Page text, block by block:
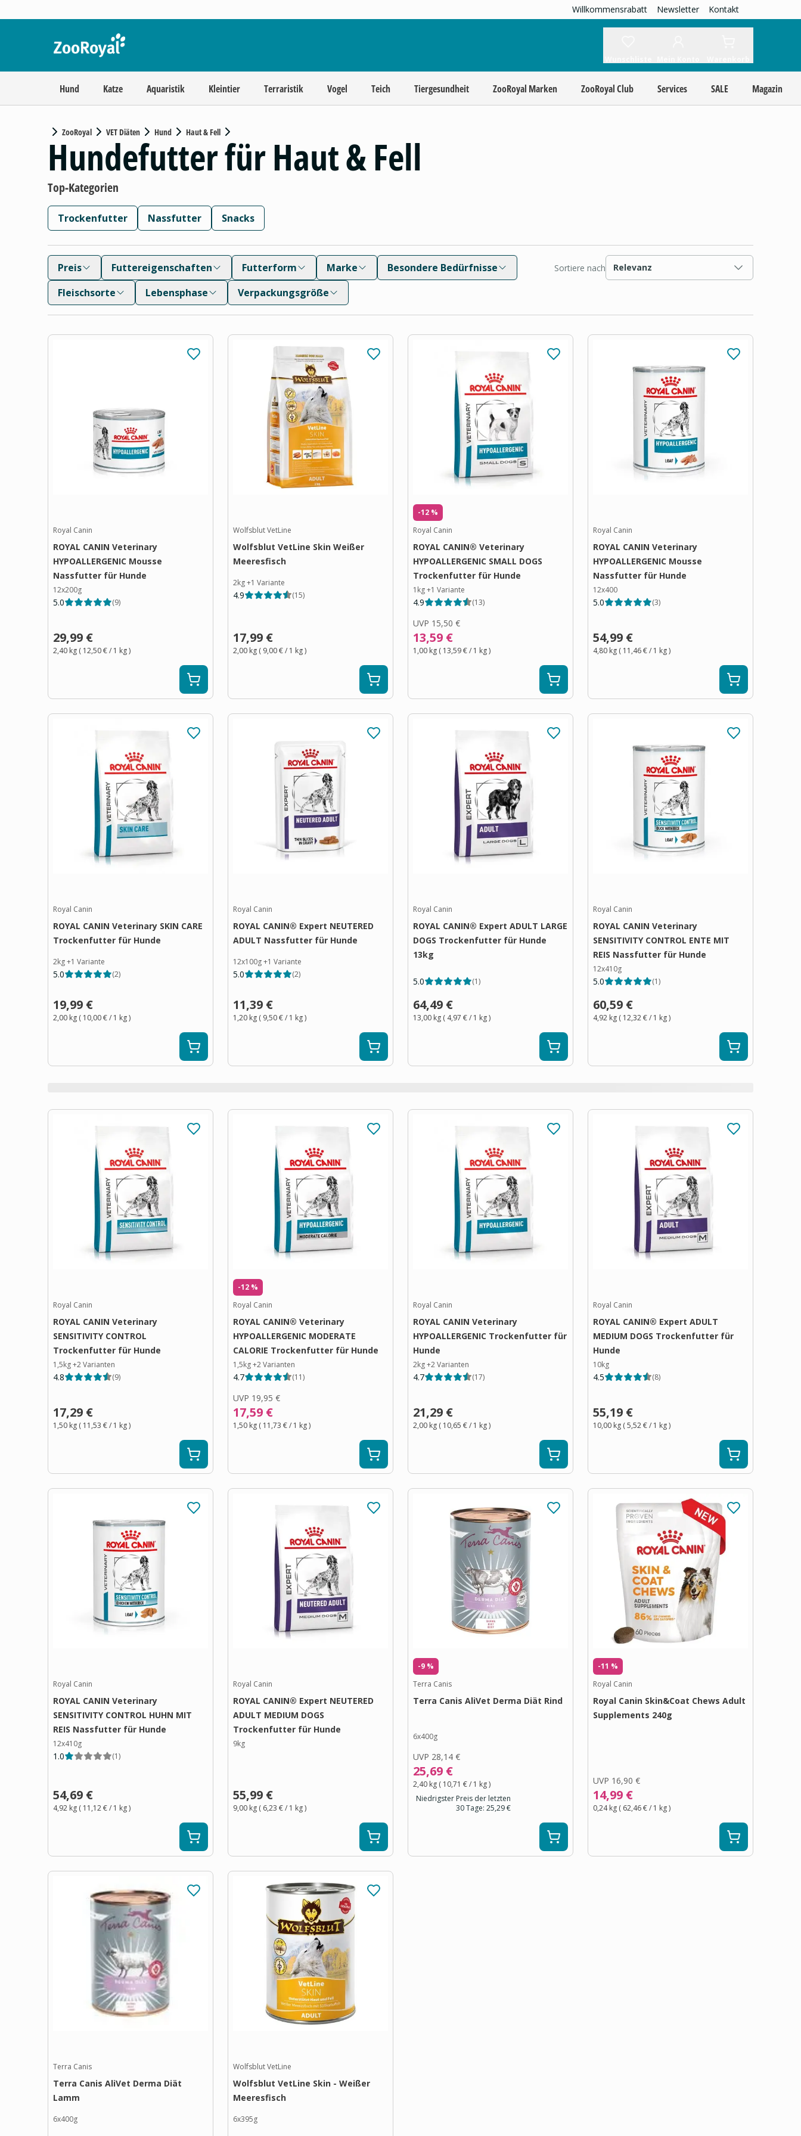
Willkommensrabatt Newsletter Kontakt
Hund Katze Aquaristik Kleintier Terraristik Vogel Teich Tiergesundheit ZooRoyal Marken ZooRoyal Club Services SALE Magazin
ZooRoyal VET Diäten Hund Haut & Fell
Hundefutter für Haut & Fell
Top-Kategorien
Trockenfutter Nassfutter Snacks
Preis Futtereigenschaften Futterform Marke
Besondere Bedürfnisse
Fleischsorte
Lebensphase Verpackungsgröße
Sortiere nach Relevanz
Royal Canin
ROYAL CANIN Veterinary
HYPOALLERGENIC Mousse
Nassfutter für Hunde
12x200g
5.0 (9)
29,99 €
2,40 kg ( 12,50 €/ 1 kg)
Wolfsblut VetLine
Wolfsblut VetLine Skin Weißer
Meeresfisch
2kg+1 Variante
4.9 (15)
17,99 €
2,00 kg ( 9,00 €/ 1 kg)
-12 %
Royal Canin
ROYAL CANIN® Veterinary
HYPOALLERGENIC SMALL DOGS
Trockenfutter für Hunde
1kg+1 Variante
4.9 (13)
UVP 15,50 €
13,59 €
1,00 kg ( 13,59 €/ 1 kg)
Royal Canin
ROYAL CANIN Veterinary
HYPOALLERGENIC Mousse
Nassfutter für Hunde
12x400
5.0 (3)
54,99 €
4,80 kg ( 11,46 €/ 1 kg)
Royal Canin
ROYAL CANIN Veterinary SKIN CARE
Trockenfutter für Hunde
2kg+1 Variante
5.0 (2)
19,99 €
2,00 kg ( 10,00 €/ 1 kg)
Royal Canin
ROYAL CANIN® Expert NEUTERED
ADULT Nassfutter für Hunde
12x100g+1 Variante
5.0 (2)
11,39 €
1,20 kg ( 9,50 €/ 1 kg)
Royal Canin
ROYAL CANIN® Expert ADULT LARGE
DOGS Trockenfutter für Hunde
13kg
5.0 (1)
64,49 €
13,00 kg ( 4,97 €/ 1 kg)
Royal Canin
ROYAL CANIN Veterinary
SENSITIVITY CONTROL ENTE MIT
REIS Nassfutter für Hunde
12x410g
5.0 (1)
60,59 €
4,92 kg ( 12,32 €/ 1 kg)
Royal Canin
ROYAL CANIN Veterinary
SENSITIVITY CONTROL
Trockenfutter für Hunde
1,5kg+2Varianten
4.8 (9)
17,29 €
1,50 kg ( 11,53 €/ 1 kg)
-12 %
Royal Canin
ROYAL CANIN® Veterinary
HYPOALLERGENIC MODERATE
CALORIE Trockenfutter für Hunde
1,5kg+2Varianten
4.7 (11)
UVP 19,95 €
17,59 €
1,50 kg ( 11,73 €/ 1 kg)
Royal Canin
ROYAL CANIN Veterinary
HYPOALLERGENIC Trockenfutter für
Hunde
2kg+2Varianten
4.7 (17)
21,29 €
2,00 kg ( 10,65 €/ 1 kg)
Royal Canin
ROYAL CANIN® Expert ADULT
MEDIUM DOGS Trockenfutter für
Hunde
10kg
4.5 (8)
55,19 €
10,00 kg (5,52 €/ 1 kg)
Royal Canin
ROYAL CANIN Veterinary
SENSITIVITY CONTROL HUHN MIT
REIS Nassfutter für Hunde
12x410g
1.0 (1)
54,69 €
4,92 kg ( 11,12 €/ 1 kg)
Royal Canin
ROYAL CANIN® Expert NEUTERED
ADULT MEDIUM DOGS
Trockenfutter für Hunde
9kg
55,99 €
9,00 kg ( 6,23 €/ 1 kg)
-9 %
Terra Canis
Terra Canis AliVet Derma Diät Rind
6x400g
UVP 28,14 €
25,69 €
2,40 kg ( 10,71 €/ 1 kg)
Niedrigster Preis der letzten
30 Tage: 25,29 €
-11 %
Royal Canin
Royal Canin Skin&Coat Chews Adult
Supplements 240g
UVP 16,90 €
14,99 €
0,24 kg ( 62,46 €/ 1 kg)
Terra Canis
Terra Canis AliVet Derma Diät
Lamm
6x400g
Wolfsblut VetLine
Wolfsblut VetLine Skin - Weißer
Meeresfisch
6x395g